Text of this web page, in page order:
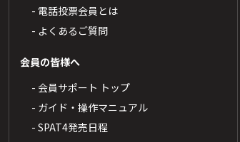
- 電話投票会員とは
- よくあるご質問
会員の皆様へ
- 会員サポート トップ
- ガイド・操作マニュアル
- SPAT4発売日程